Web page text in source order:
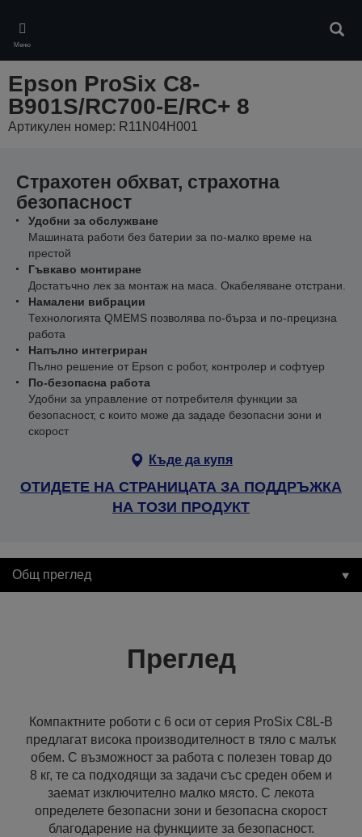
main
content
Меню
Epson ProSix C8-
B901S/RC700-E/RC+ 8
Артикулен номер: R11N04H001
Страхотен обхват, страхотна
безопасност
Удобни за обслужване
Машината работи без батерии за по-малко време на
престой
Гъвкаво монтиране
Достатъчно лек за монтаж на маса. Окабеляване отстрани.
Намалени вибрации
Технологията QMEMS позволява по-бърза и по-прецизна
работа
Напълно интегриран
Пълно решение от Epson с робот, контролер и софтуер
По-безопасна работа
Удобни за управление от потребителя функции за
безопасност, с които може да зададе безопасни зони и
скорост
Къде да купя
ОТИДЕТЕ НА СТРАНИЦАТА ЗА ПОДДРЪЖКА
НА ТОЗИ ПРОДУКТ
Общ преглед
Преглед
Компактните роботи с 6 оси от серия ProSix C8L-B
предлагат висока производителност в тяло с малък
обем. С възможност за работа с полезен товар до
8 кг, те са подходящи за задачи със среден обем и
заемат изключително малко място. С лекота
определете безопасни зони и безопасна скорост
благодарение на функциите за безопасност.